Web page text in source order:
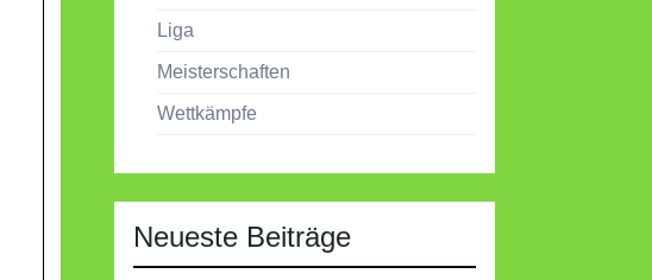
Liga
Meisterschaften
Wettkämpfe
Neueste Beiträge